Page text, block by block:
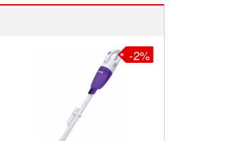
-2%